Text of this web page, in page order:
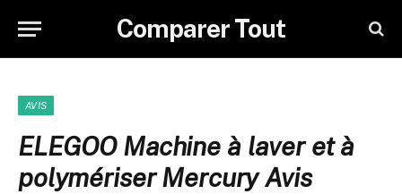
Comparer Tout
AVIS
ELEGOO Machine à laver et à
polymériser Mercury Avis